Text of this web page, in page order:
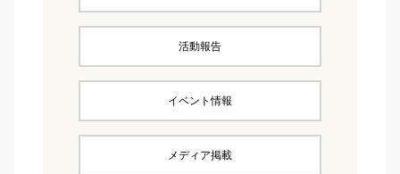
活動報告
イベント情報
メディア掲載